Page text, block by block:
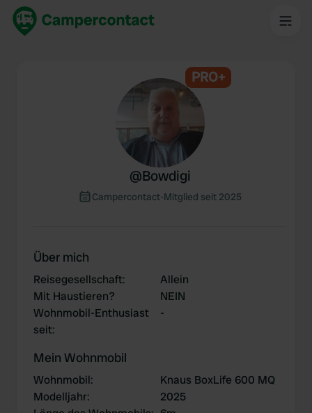
PRO+
@Bowdigi
Campercontact-Mitglied seit 2025
Über mich
Reisegesellschaft:
Allein
Mit Haustieren?
NEIN
Wohnmobil-Enthusiast
seit:
-
Mein Wohnmobil
Wohnmobil:
Knaus BoxLife 600 MQ
Modelljahr:
2025